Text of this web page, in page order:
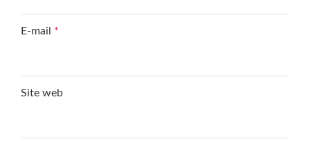
E-mail *
Site web